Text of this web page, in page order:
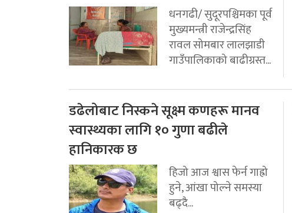
धनगढी/ सुदूरपश्चिमका पूर्व
मुख्यमन्त्री राजेन्द्रसिंह
रावल सोमबार लालझाडी
गाउँपालिकाको बाढीग्रस्त...
डढेलोबाट निस्कने सूक्ष्म कणहरू मानव
स्वास्थ्यका लागि १० गुणा बढीले
हानिकारक छ
हिजो आज श्वास फेर्न गाह्रो
हुने, आंखा पोल्ने समस्या
बढ्दै...